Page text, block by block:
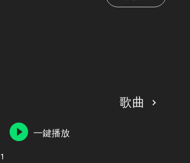
歌曲
一鍵播放
1